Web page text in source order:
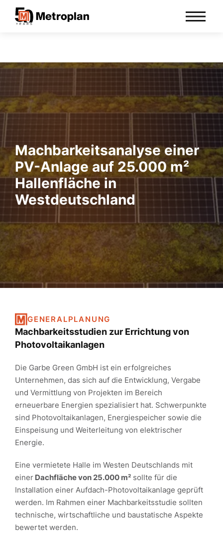
Machbarkeitsanalyse einer
PV-Anlage auf 25.000 m²
Hallenfläche in
Westdeutschland
GENERALPLANUNG
Machbarkeitsstudien zur Errichtung von
Photovoltaikanlagen
Die Garbe Green GmbH ist ein erfolgreiches
Unternehmen, das sich auf die Entwicklung, Vergabe
und Vermittlung von Projekten im Bereich
erneuerbare Energien spezialisiert hat. Schwerpunkte
sind Photovoltaikanlagen, Energiespeicher sowie die
Einspeisung und Weiterleitung von elektrischer
Energie.
Eine vermietete Halle im Westen Deutschlands mit
einer Dachfläche von 25.000 m² sollte für die
Installation einer Aufdach-Photovoltaikanlage geprüft
werden. Im Rahmen einer Machbarkeitsstudie sollten
technische, wirtschaftliche und baustatische Aspekte
bewertet werden.